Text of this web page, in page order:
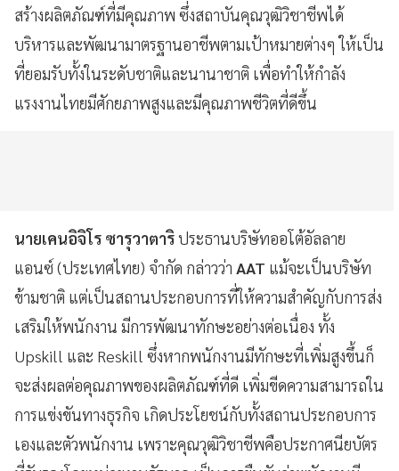
สร้างผลิตภัณฑ์ที่มีคุณภาพ ซึ่งสถาบันคุณวุฒิวิชาชีพได้
บริหารและพัฒนามาตรฐานอาชีพตามเป้าหมายต่างๆ ให้เป็น
ที่ยอมรับทั้งในระดับชาติและนานาชาติ เพื่อทำให้กำลัง
แรงงานไทยมีศักยภาพสูงและมีคุณภาพชีวิตที่ดีขึ้น
นายเคนอิจิโร ซารุวาตาริประธานบริษัทออโต้อัลลาย
แอนซ์ (ประเทศไทย) จำกัด กล่าวว่า AAT แม้จะเป็นบริษัท
ข้ามชาติ แต่เป็นสถานประกอบการที่ให้ความสำคัญกับการส่ง
เสริมให้พนักงาน มีการพัฒนาทักษะอย่างต่อเนื่อง ทั้ง
Upskill และ Reskill ซึ่งหากพนักงานมีทักษะที่เพิ่มสูงขึ้นก็
จะส่งผลต่อคุณภาพของผลิตภัณฑ์ที่ดี เพิ่มขีดความสามารถใน
การแข่งขันทางธุรกิจ เกิดประโยชน์กับทั้งสถานประกอบการ
เองและตัวพนักงาน เพราะคุณวุฒิวิชาชีพคือประกาศนียบัตร